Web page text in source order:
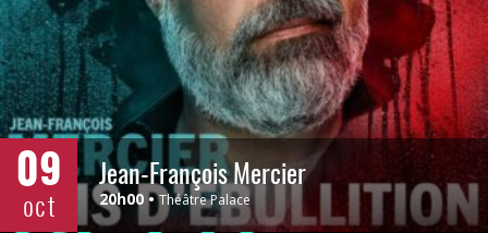
09
oct
Jean-François Mercier
20h00 Théâtre Palace